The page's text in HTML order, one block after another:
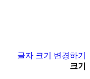
글자 크기 변경하기
크기